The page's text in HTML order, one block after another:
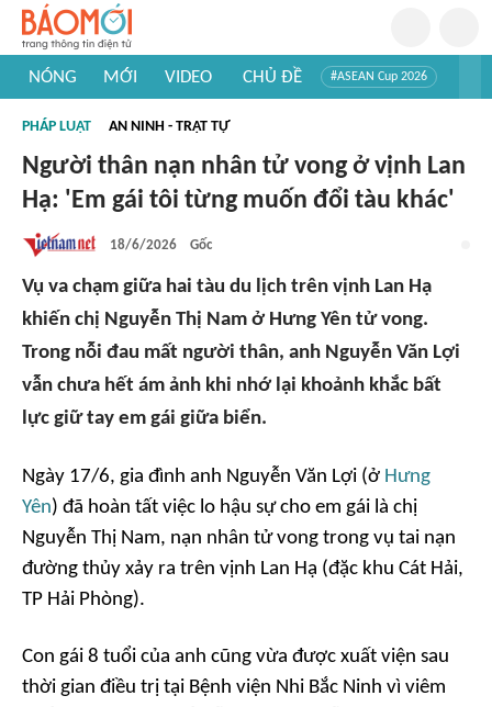
NÓNG MỚI VIDEO CHỦ ĐỀ #ASEAN Cup 2026
#Khám phá thế giới
PHÁP LUẬT AN NINH - TRẬT TỰ
Người thân nạn nhân tử vong ở vịnh Lan
Hạ: 'Em gái tôi từng muốn đổi tàu khác'
18/6/2026 Gốc
Vụ va chạm giữa hai tàu du lịch trên vịnh Lan Hạ
khiến chị Nguyễn Thị Nam ở Hưng Yên tử vong.
Trong nỗi đau mất người thân, anh Nguyễn Văn Lợi
vẫn chưa hết ám ảnh khi nhớ lại khoảnh khắc bất
lực giữ tay em gái giữa biển.
Ngày 17/6, gia đình anh Nguyễn Văn Lợi (ở Hưng
Yên) đã hoàn tất việc lo hậu sự cho em gái là chị
Nguyễn Thị Nam, nạn nhân tử vong trong vụ tai nạn
đường thủy xảy ra trên vịnh Lan Hạ (đặc khu Cát Hải,
TP Hải Phòng).
Con gái 8 tuổi của anh cũng vừa được xuất viện sau
thời gian điều trị tại Bệnh viện Nhi Bắc Ninh vì viêm